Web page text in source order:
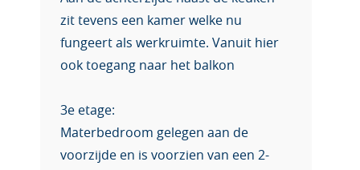
zit tevens een kamer welke nu
fungeert als werkruimte. Vanuit hier
ook toegang naar het balkon
3e etage:
Materbedroom gelegen aan de
voorzijde en is voorzien van een 2-